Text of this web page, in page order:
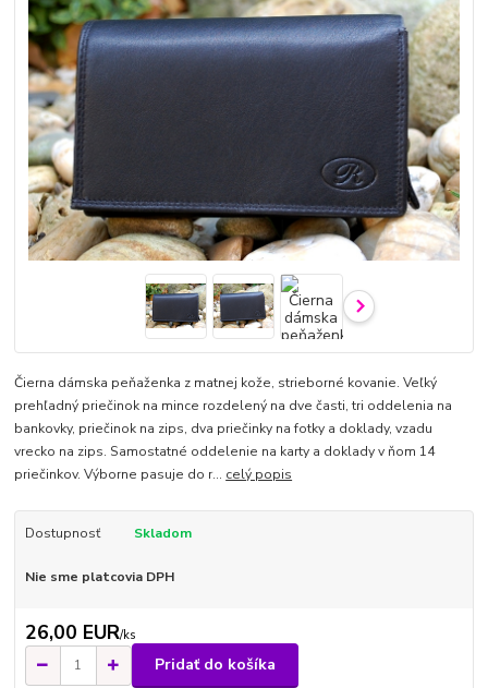
Čierna dámska peňaženka z matnej kože, strieborné kovanie. Veľký
prehľadný priečinok na mince rozdelený na dve časti, tri oddelenia na
bankovky, priečinok na zips, dva priečinky na fotky a doklady, vzadu
vrecko na zips. Samostatné oddelenie na karty a doklady v ňom 14
priečinkov. Výborne pasuje do r... celý popis
Dostupnosť Skladom
Nie sme platcovia DPH
26,00 EUR/ks
Pridať do košíka